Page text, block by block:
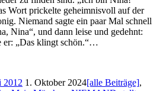
Wort prickelte geheimnisvoll auf der
Niemand sagte ein paar Mal schnell
Nina“, und dann leise und gedehnt:
er: „Das klingt schön.“…
2012 1. Oktober 2024[alle Beiträge],